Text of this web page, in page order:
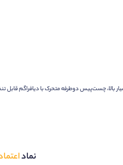
شنوایی بسیار بالا، چست‌پیس دوطرفه متحرک با
نماد